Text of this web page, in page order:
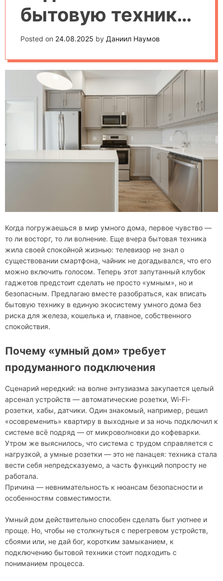
бытовую технику
к умной системе
Posted on 24.08.2025 by Даниил Наумов
Когда погружаешься в мир умного дома, первое чувство —
то ли восторг, то ли волнение. Еще вчера бытовая техника
жила своей спокойной жизнью: телевизор не знал о
существовании смартфона, чайник не догадывался, что его
можно включить голосом. Теперь этот запутанный клубок
гаджетов предстоит сделать не просто «умным», но и
безопасным. Предлагаю вместе разобраться, как вписать
бытовую технику в единую экосистему умного дома без
риска для железа, кошелька и, главное, собственного
спокойствия.
Почему «умный дом» требует
продуманного подключения
Сценарий нередкий: на волне энтузиазма закупается целый
арсенал устройств — автоматические розетки, Wi-Fi-
розетки, хабы, датчики. Один знакомый, например, решил
«осовременить» квартиру в выходные и за ночь подключил к
системе всё подряд — от микроволновки до кофеварки.
Утром же выяснилось, что система с трудом справляется с
нагрузкой, а умные розетки — это не панацея: техника стала
вести себя непредсказуемо, а часть функций попросту не
работала.
Причина — невнимательность к нюансам безопасности и
особенностям совместимости.
Умный дом действительно способен сделать быт уютнее и
проще. Но, чтобы не столкнуться с перегревом устройств,
сбоями или, не дай бог, коротким замыканием, к
подключению бытовой техники стоит подходить с
пониманием процесса.